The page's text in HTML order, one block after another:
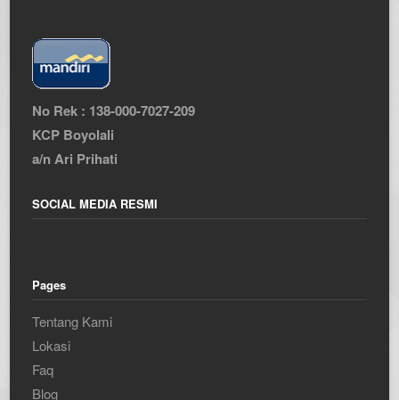
No Rek : 138-000-7027-209
KCP Boyolali
a/n Ari Prihati
SOCIAL MEDIA RESMI
Pages
Tentang Kami
Lokasi
Faq
Blog